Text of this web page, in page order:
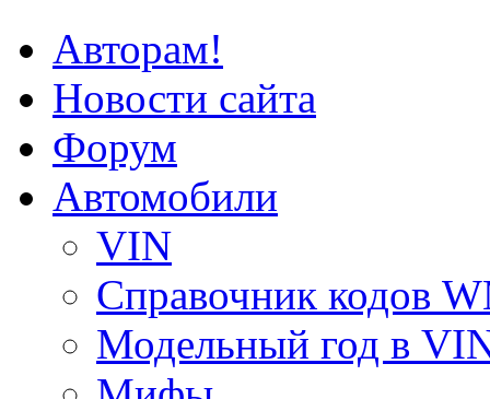
Авторам!
Новости сайта
Форум
Автомобили
VIN
Справочник кодов
Модельный год в